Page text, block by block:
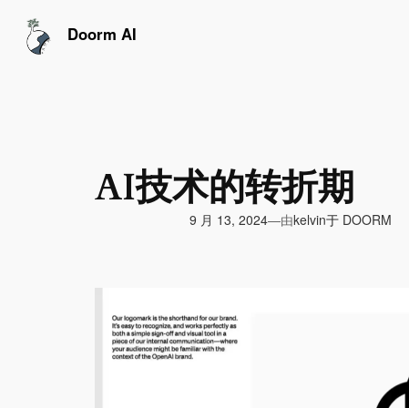
Doorm AI
AI技术的转折期
9 月 13, 2024—由kelvin于 DOORM